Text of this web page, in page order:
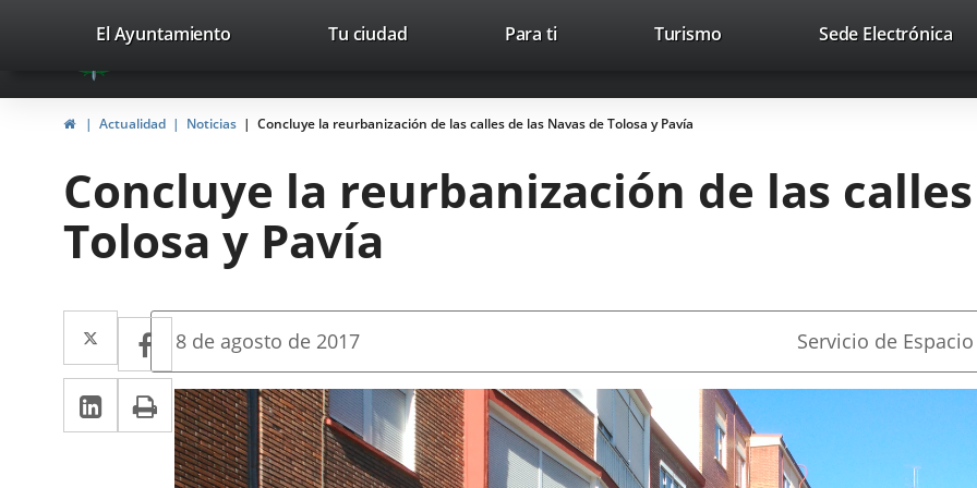
Portal
Web
del
Valladolid
avaTop Trabaja con nosotros Contacto
valladolid.es
El Ayuntamiento Tu ciudad Para ti TurismoEste
abrirá
ventana
nueva.
Sede Electrónica
InicioActualidad Noticias Concluye la reurbanización de las calles de las Navas de Tolosa y Pavía
Concluye la reurbanización de las
Tolosa y Pavía
Twitter
Enlace
a
una
aplicación
externa.
Facebook
Enlace
a
una
aplicación
LinkedIn
Enlace
a
Imprimir
Fecha
la
noticia
8 de agosto de 2017 Fuente
la
noticia
Servicio de